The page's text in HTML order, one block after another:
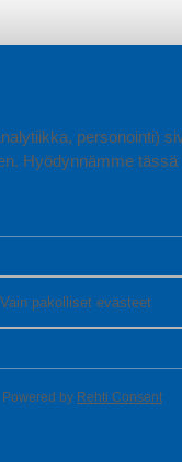
personointi)
Hyödynnämme
Vain pakolliset evästeet
Powered by Rehti Consent